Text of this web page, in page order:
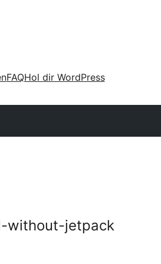
FAQHol dir WordPress
without-jetpack